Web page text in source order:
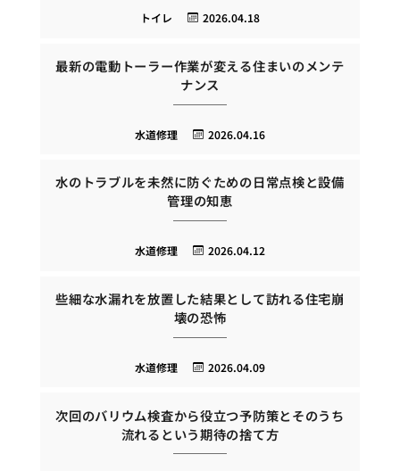
2026.04.18
トイレ
最新の電動トーラー作業が変える住まいのメンテ
ナンス
2026.04.16
水道修理
水のトラブルを未然に防ぐための日常点検と設備
管理の知恵
2026.04.12
水道修理
些細な水漏れを放置した結果として訪れる住宅崩
壊の恐怖
2026.04.09
水道修理
次回のバリウム検査から役立つ予防策とそのうち
流れるという期待の捨て方